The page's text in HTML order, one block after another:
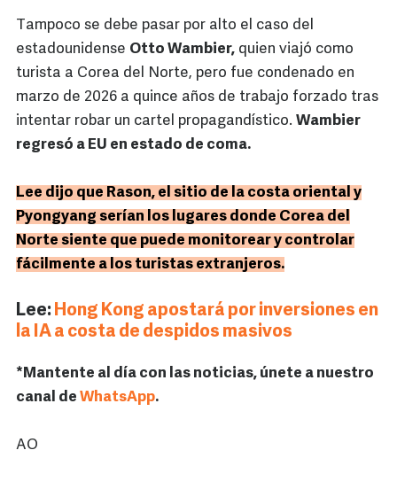
Tampoco se debe pasar por alto el caso del
estadounidense Otto Wambier, quien viajó como
turista a Corea del Norte, pero fue condenado en
marzo de 2026 a quince años de trabajo forzado tras
intentar robar un cartel propagandístico. Wambier
regresó a EU en estado de coma.
Lee dijo que Rason, el sitio de la costa oriental y
Pyongyang serían los lugares donde Corea del
Norte siente que puede monitorear y controlar
fácilmente a los turistas extranjeros.
Lee: Hong Kong apostará por inversiones en
la IA a costa de despidos masivos
*Mantente al día con las noticias, únete a nuestro
canal de WhatsApp.
AO